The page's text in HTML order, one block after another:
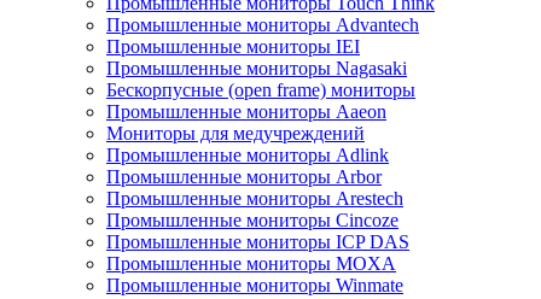
Промышленные мониторы Advantech
Промышленные мониторы IEI
Промышленные мониторы Nagasaki
Бескорпусные (open frame) мониторы
Промышленные мониторы Aaeon
Мониторы для медучреждений
Промышленные мониторы Adlink
Промышленные мониторы Arbor
Промышленные мониторы Arestech
Промышленные мониторы Cincoze
Промышленные мониторы ICP DAS
Промышленные мониторы MOXA
Промышленные мониторы Winmate